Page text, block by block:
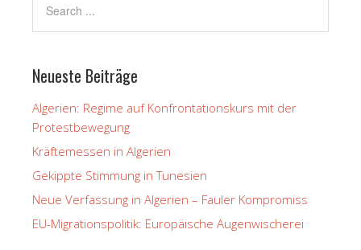
Neueste Beiträge
Algerien: Regime auf Konfrontationskurs mit der
Protestbewegung
Kräftemessen in Algerien
Gekippte Stimmung in Tunesien
Neue Verfassung in Algerien – Fauler Kompromiss
EU-Migrationspolitik: Europäische Augenwischerei